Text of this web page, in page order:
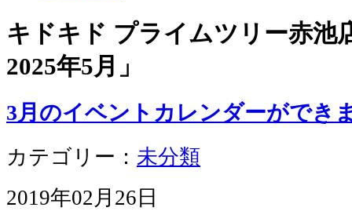
キドキド プライムツリー赤
2025年5月 」
3月のイベントカレンダーができ
カテゴリー： 未分類
2019年02月26日